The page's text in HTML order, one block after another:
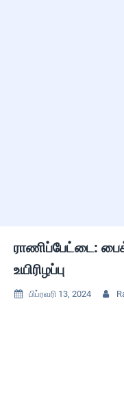
ராணிப்பேட்டை:
உயிரிழப்பு
 பிப்ரவரி 13, 2024 